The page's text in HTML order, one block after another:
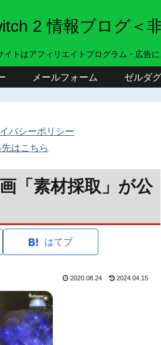
2 情報ブログ＜
トはアフィリエイトプログラム・広告に
メールフォーム ゼルダ
バシーポリシー
はこちら
「素材採取」が公
はてブ
2020.08.24 2024.04.15